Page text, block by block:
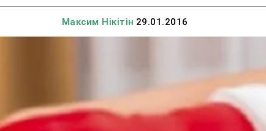
Максим Нікітін 29.01.2016